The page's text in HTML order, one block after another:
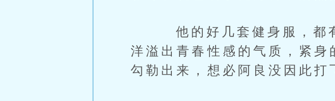
他的好几套健身服，都有
洋溢出青春性感的气质，紧身
勾勒出来，想必阿良没因此打